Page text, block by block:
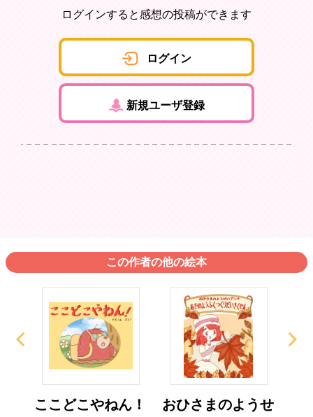
ログインすると感想の投稿ができます
ログイン
新規ユーザ登録
この作者の他の絵本
ここどこやねん！
おひさまのようせ